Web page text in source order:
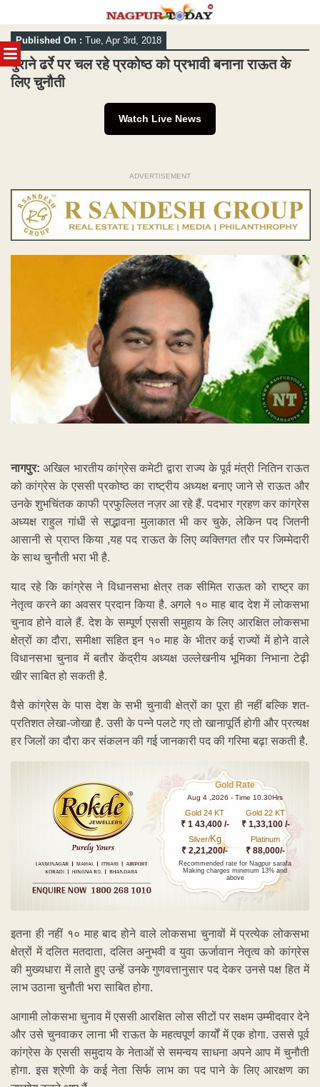
MENU
Skip
to
content
Published On : Tue, Apr 3rd, 2018
पुराने ढर्रे पर चल रहे प्रकोष्ठ को प्रभावी बनाना राऊत के
लिए चुनौती
Watch Live News
ADVERTISEMENT
नागपुर: अखिल भारतीय कांग्रेस कमेटी द्वारा राज्य के पूर्व मंत्री नितिन राऊत
को कांग्रेस के एससी प्रकोष्ठ का राष्ट्रीय अध्यक्ष बनाए जाने से राऊत और
उनके शुभचिंतक काफी प्रफुल्लित नज़र आ रहे हैं. पदभार ग्रहण कर कांग्रेस
अध्यक्ष राहुल गांधी से सद्भावना मुलाकात भी कर चुके, लेकिन पद जितनी
आसानी से प्राप्त किया ,यह पद राऊत के लिए व्यक्तिगत तौर पर जिम्मेदारी
के साथ चुनौती भरा भी है.
याद रहे कि कांग्रेस ने विधानसभा क्षेत्र तक सीमित राऊत को राष्ट्र का
नेतृत्व करने का अवसर प्रदान किया है. अगले १० माह बाद देश में लोकसभा
चुनाव होने वाले हैं. देश के सम्पूर्ण एससी समुहाय के लिए आरक्षित लोकसभा
क्षेत्रों का दौरा, समीक्षा सहित इन १० माह के भीतर कई राज्यों में होने वाले
विधानसभा चुनाव में बतौर केंद्रीय अध्यक्ष उल्लेखनीय भूमिका निभाना टेढ़ी
खीर साबित हो सकती है.
वैसे कांग्रेस के पास देश के सभी चुनावी क्षेत्रों का पूरा ही नहीं बल्कि शत-
प्रतिशत लेखा-जोखा है. उसी के पन्ने पलटे गए तो खानापूर्ति होगी और प्रत्यक्ष
हर जिलों का दौरा कर संकलन की गई जानकारी पद की गरिमा बढ़ा सकती है.
Gold Rate
Aug 4 ,2026 - Time 10.30Hrs
Gold 24 KT
₹ 1 43,400 /-
Gold 22 KT
₹ 1,33,100 /-
Silver/Kg
₹ 2,21,200/-
Platinum
₹ 88,000/-
Recommended rate for Nagpur sarafa
Making charges minimum 13% and
above
इतना ही नहीं १० माह बाद होने वाले लोकसभा चुनावों में प्रत्येक लोकसभा
क्षेत्रों में दलित मतदाता, दलित अनुभवी व युवा ऊर्जावान नेतृत्व को कांग्रेस
की मुख्यधारा में लाते हुए उन्हें उनके गुणवत्तानुसार पद देकर उनसे पक्ष हित में
लाभ उठाना चुनौती भरा साबित होगा.
आगामी लोकसभा चुनाव में एससी आरक्षित लोस सीटों पर सक्षम उम्मीदवार देने
और उसे चुनवाकर लाना भी राऊत के महत्वपूर्ण कार्यों में एक होगा. उससे पूर्व
कांग्रेस के एससी समुदाय के नेताओं से समन्वय साधना अपने आप में चुनौती
होगा. इस श्रेणी के कई नेता सिर्फ लाभ का पद पाने के लिए आरक्षण का